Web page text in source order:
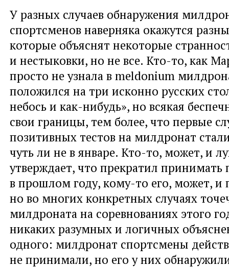
У разных случаев обнаружения
спортсменов наверняка окажутся
которые объяснят некоторые
и нестыковки, но не все. Кто-то, как
просто не узнала в meldonium
положился на три исконно русских
небось и как-нибудь», но всякая
свои границы, тем более, что первые
позитивных тестов на милдронат
чуть ли не в январе. Кто-то, может, и
утверждает, что прекратил принимать
в прошлом году, кому-то его, может, и
но во многих конкретных случаях
милдроната на соревнованиях этого
никаких разумных и логичных
одного: милдронат спортсмены
не принимали, но его у них